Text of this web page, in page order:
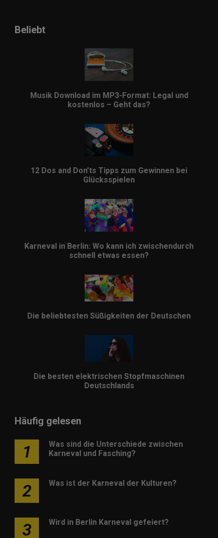
Beliebt
Musik Download im MP3-Format: Legal und
kostenlos – Geht das?
12 Dos and Don’ts Tipps zum Gewinnen bei
Glücksspielen
Karneval in Berlin: Wo kann ich zwischendurch
schnell etwas essen?
Die beliebtesten Süßigkeiten der Deutschen
Die besten elektrischen Stopfmaschinen
Deutschlands
Häufig gelesen
1
Was sind die Unterschiede zwischen
Karneval und Fasching?
2 Was ist der Karneval der Kulturen?
3 Wird in Berlin Karneval gefeiert?